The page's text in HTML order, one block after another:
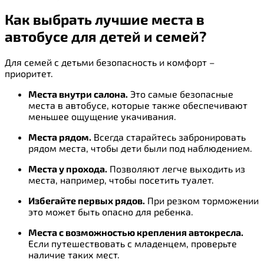
Как выбрать лучшие места в
автобусе для детей и семей?
Для семей с детьми безопасность и комфорт –
приоритет.
Места внутри салона. Это самые безопасные
места в автобусе, которые также обеспечивают
меньшее ощущение укачивания.
Места рядом. Всегда старайтесь забронировать
рядом места, чтобы дети были под наблюдением.
Места у прохода. Позволяют легче выходить из
места, например, чтобы посетить туалет.
Избегайте первых рядов. При резком торможении
это может быть опасно для ребенка.
Места с возможностью крепления автокресла.
Если путешествовать с младенцем, проверьте
наличие таких мест.